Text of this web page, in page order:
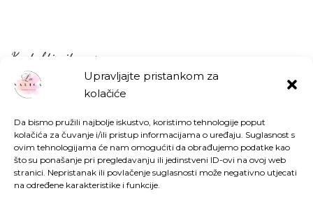
Upravljajte pristankom za
kolačiće
Da bismo pružili najbolje iskustvo, koristimo tehnologije poput
kolačića za čuvanje i/ili pristup informacijama o uređaju. Suglasnost s
ovim tehnologijama će nam omogućiti da obrađujemo podatke kao
što su ponašanje pri pregledavanju ili jedinstveni ID-ovi na ovoj web
stranici. Nepristanak ili povlačenje suglasnosti može negativno utjecati
na određene karakteristike i funkcije.
Kontaktirajte nas
Pratite nas